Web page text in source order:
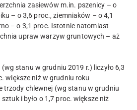
zasiewów m.in. pszenicy – o
– o 3,6 proc., ziemniaków – o 4,1
– o 3,1 proc. Istotnie natomiast
upraw warzyw gruntowych – aż
(wg stanu w grudniu 2019 r.) liczyło 6,3
większe niż w grudniu roku
trzody chlewnej (wg stanu w grudniu
i było o 1,7 proc. większe niż